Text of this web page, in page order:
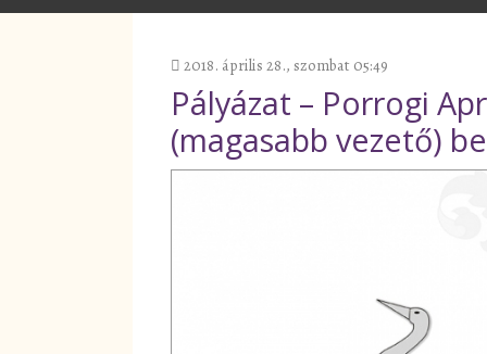
2018. április 28., szombat 05:49
Pályázat – Porrogi
(magasabb vezető)